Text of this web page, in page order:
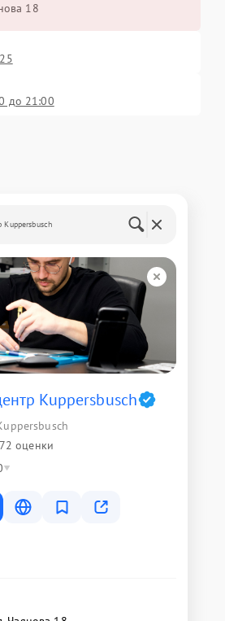
18
до 21:00
Kuppersbusch
Kuppersbusch
оценки